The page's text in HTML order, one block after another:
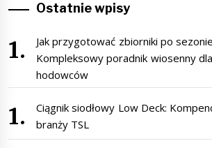
Ostatnie wpisy
Jak przygotować zbiorniki po
Kompleksowy poradnik wiosenny
hodowców
Ciągnik siodłowy Low Deck:
branży TSL